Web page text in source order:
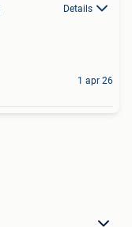
Details
1 apr 26